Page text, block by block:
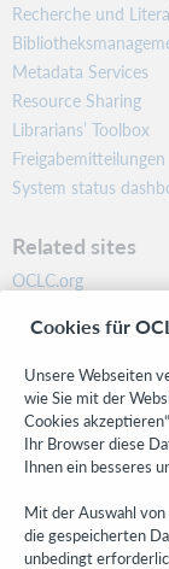
Recherche und
Metadata Services
Resource Sharing
Librarians’ Toolbox
Freigabemitteilungen
System status
Related sites
OCLC.org
Community
Research
WebJunction
Developer Network
Get the latest
right to your inbox.
Cookies für
Unsere Webseiten
wie Sie mit der
Cookies
Ihr Browser diese
Ihnen ein besseres
Mit der Auswahl
die gespeicherten
unbedingt